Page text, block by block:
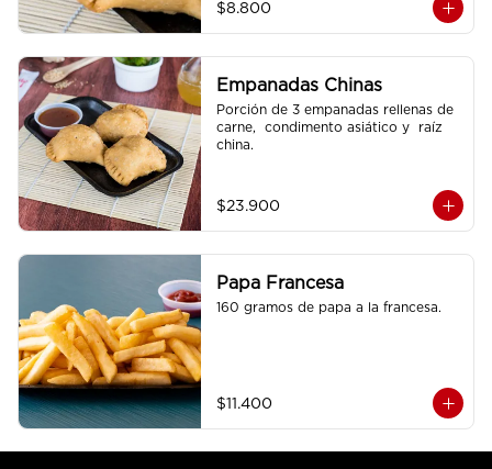
$8.800
Empanadas Chinas
Porción de 3 empanadas rellenas de
carne,  condimento asiático y  raíz
china.
$23.900
Papa Francesa
160 gramos de papa a la francesa.
$11.400